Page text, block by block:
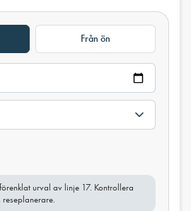
Från ön
urval av linje 17. Kontrollera
reseplanerare.